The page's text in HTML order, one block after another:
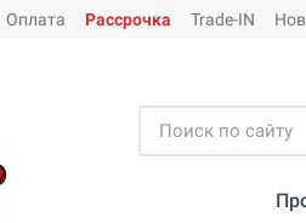
Оплата Рассрочка Trade-IN